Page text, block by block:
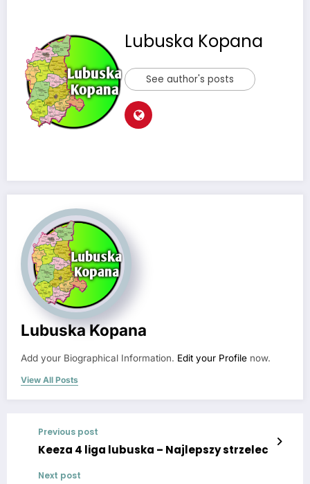
Lubuska Kopana
See author's posts
Lubuska Kopana
Add your Biographical Information. Edit your Profile now.
View All Posts
Previous post
Keeza 4 liga lubuska – Najlepszy strzelec
Next post